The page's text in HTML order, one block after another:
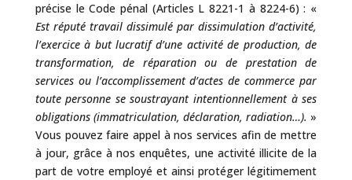
précise le Code pénal (Articles L 8221-1 à 8224-6) : «
Est réputé travail dissimulé par dissimulation d’activité,
l’exercice à but lucratif d’une activité de production, de
transformation, de réparation ou de prestation de
services ou l’accomplissement d’actes de commerce par
toute personne se soustrayant intentionnellement à ses
obligations (immatriculation, déclaration, radiation…). »
Vous pouvez faire appel à nos services afin de mettre
à jour, grâce à nos enquêtes, une activité illicite de la
part de votre employé et ainsi protéger légitimement